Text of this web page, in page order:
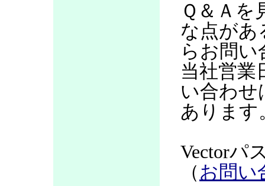
Ｑ＆Ａを
な点があ
らお問い
当社営業
い合わせ
あります
Vectorパ
（ お問い